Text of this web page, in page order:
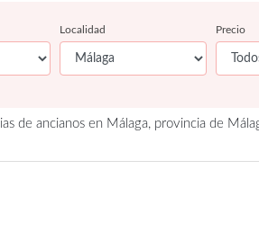
Localidad Precio
de ancianos en Málaga, provincia de